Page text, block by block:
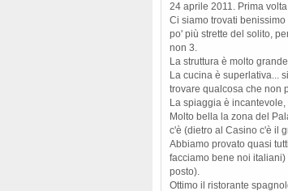
24 aprile 2011. Prima
Ci siamo trovati
po' più strette del solito,
non 3.
La struttura è molto
La cucina è superlativa...
trovare qualcosa che non
La spiaggia è incantevole,
Molto bella la zona del
c'è (dietro al Casino c'è il
Abbiamo provato quasi
facciamo bene noi
posto).
Ottimo il ristorante